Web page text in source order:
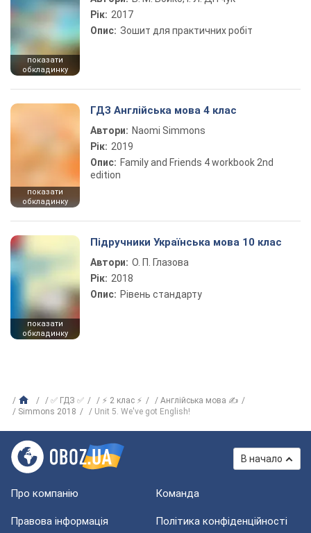
показати
обкладинку
Рік: 2017
Опис: Зошит для практичних робіт
показати
обкладинку
ГДЗ Англійська мова 4 клас
Автори: Naomi Simmons
Рік: 2019
Опис: Family and Friends 4 workbook 2nd
edition
показати
обкладинку
Підручники Українська мова 10 клас
Автори: О. П. Глазова
Рік: 2018
Опис: Рівень стандарту
✅ ГДЗ ✅ ⚡ 2 клас ⚡
Англійська мова ✍
Simmons 2018
Unit 5. We've got English!
В начало
Про компанію Команда
Правова інформація Політика конфіденційності